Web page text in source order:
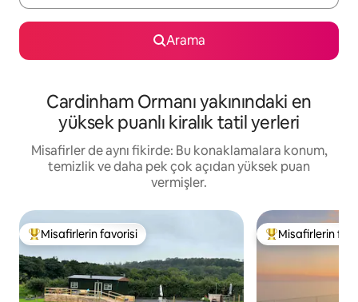
Arama
Cardinham Ormanı yakınındaki en
yüksek puanlı kiralık tatil yerleri
Misafirler de aynı fikirde: Bu konaklamalara konum,
temizlik ve daha pek çok açıdan yüksek puan
vermişler.
Misafirlerin favorilerinden en beğenilenler arasında
Misafirlerin favorisi Misafirlerin
Misafirlerin